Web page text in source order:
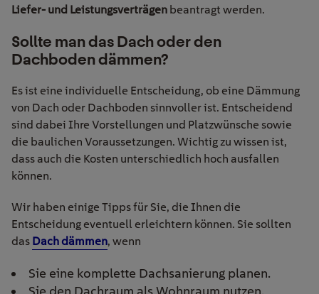
Liefer- und Leistungsverträgen beantragt werden.
Sollte man das Dach oder den
Dachboden dämmen?
Es ist eine individuelle Entscheidung, ob eine Dämmung
von Dach oder Dachboden sinnvoller ist. Entscheidend
sind dabei Ihre Vorstellungen und Platzwünsche sowie
die baulichen Voraussetzungen. Wichtig zu wissen ist,
dass auch die Kosten unterschiedlich hoch ausfallen
können.
Wir haben einige Tipps für Sie, die Ihnen die
Entscheidung eventuell erleichtern können. Sie sollten
das Dach dämmen, wenn
Sie eine komplette Dachsanierung planen.
Sie den Dachraum als Wohnraum nutzen.